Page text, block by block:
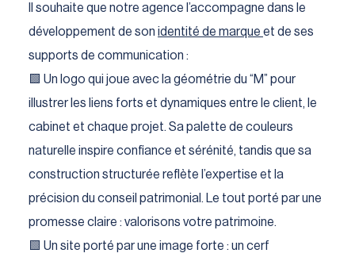
Il souhaite que notre agence l’accompagne dans le
développement de son identité de marque et de ses
supports de communication :
🟩 Un logo qui joue avec la géométrie du “M” pour
illustrer les liens forts et dynamiques entre le client, le
cabinet et chaque projet. Sa palette de couleurs
naturelle inspire confiance et sérénité, tandis que sa
construction structurée reflète l’expertise et la
précision du conseil patrimonial. Le tout porté par une
promesse claire : valorisons votre patrimoine.
🟩 Un site porté par une image forte : un cerf